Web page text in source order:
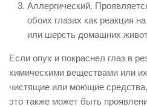
Аллергический.
обоих глазах как реакция
или шерсть домашних
Если опух и покраснел глаз в
химическими веществами или
чистящие или моющие
это также может быть